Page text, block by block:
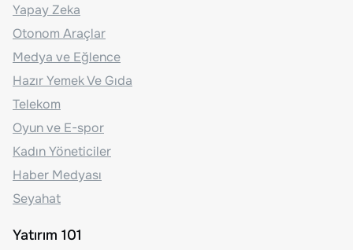
Yapay Zeka
Otonom Araçlar
Medya ve Eğlence
Hazır Yemek Ve Gıda
Telekom
Oyun ve E-spor
Kadın Yöneticiler
Haber Medyası
Seyahat
Yatırım 101